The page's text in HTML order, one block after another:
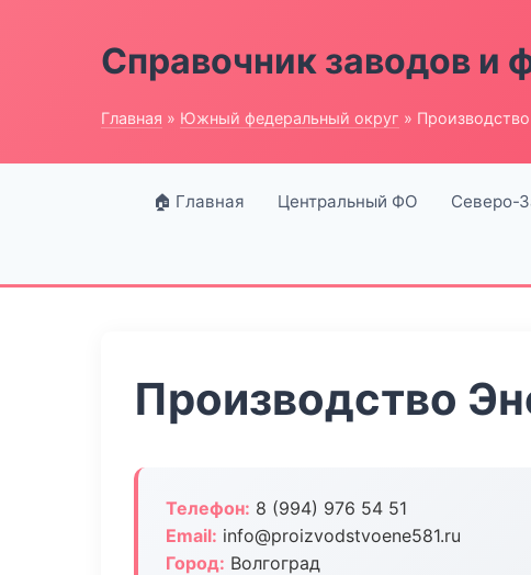
Справочник заводов и
Главная » Южный федеральный округ »
🏠 Главная Центральный ФО Северо-
Производство
Телефон: 8 (994) 976 54 51
Email: info@proizvodstvoene581.ru
Город: Волгоград